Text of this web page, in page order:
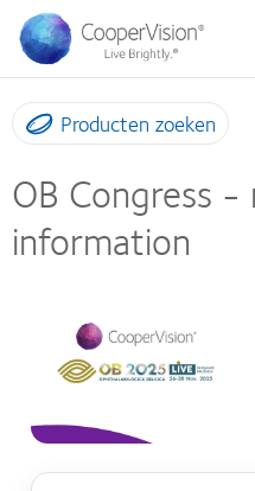
Overslaan
naar
de
inhoud
gaan
Producten zoeken
OB Congress
information